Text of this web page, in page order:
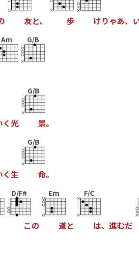
友と、 歩 けり ゃあ、
Am G/B
く光
G/B
景。
く生
G/B
命。
D/F#
この
Em
道と
F/C
は、 進むだ